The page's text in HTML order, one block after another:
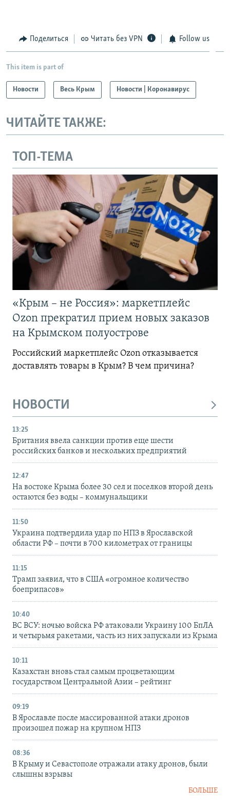
Поделиться Читать без VPN Follow us
This item is part of
Новости Весь Крым Новости | Коронавирус
ЧИТАЙТЕ ТАКЖЕ:
ТОП-ТЕМА
«Крым – не Россия»: маркетплейс
Ozon прекратил прием новых заказов
на Крымском полуострове
Российский маркетплейс Ozon отказывается
доставлять товары в Крым? В чем причина?
НОВОСТИ
13:25
Британия ввела санкции против еще шести
российских банков и нескольких предприятий
12:47
На востоке Крыма более 30 сел и поселков второй день
остаются без воды – коммунальщики
11:50
Украина подтвердила удар по НПЗ в Ярославской
области РФ – почти в 700 километрах от границы
11:15
Трамп заявил, что в США «огромное количество
боеприпасов»
10:40
ВС ВСУ: ночью войска РФ атаковали Украину 100 БпЛА
и четырьмя ракетами, часть из них запускали из Крыма
10:11
Казахстан вновь стал самым процветающим
государством Центральной Азии – рейтинг
09:19
В Ярославле после массированной атаки дронов
произошел пожар на крупном НПЗ
08:36
В Крыму и Севастополе отражали атаку дронов, были
слышны взрывы
БОЛЬШЕ